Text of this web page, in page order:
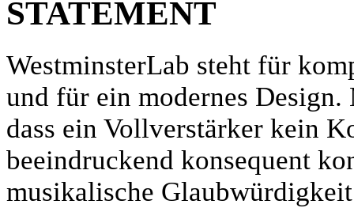
STATEMENT
WestminsterLab steht für
und für ein modernes
dass ein Vollverstärker kein
beeindruckend konsequent
musikalische